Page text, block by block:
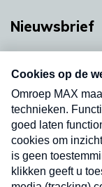
Nieuwsbrief
nieuwsbrief.
uw mailbox.